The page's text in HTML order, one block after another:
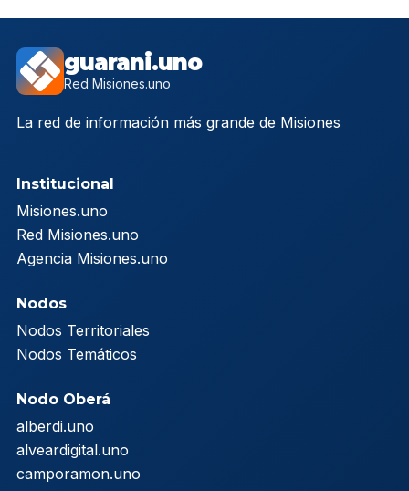
guarani.uno
Red Misiones.uno
La red de información más grande de Misiones
Institucional
Misiones.uno
Red Misiones.uno
Agencia Misiones.uno
Nodos
Nodos Territoriales
Nodos Temáticos
Nodo Oberá
alberdi.uno
alveardigital.uno
camporamon.uno